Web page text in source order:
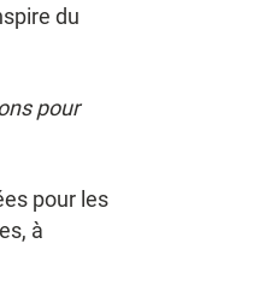
du
pour
pour les
à